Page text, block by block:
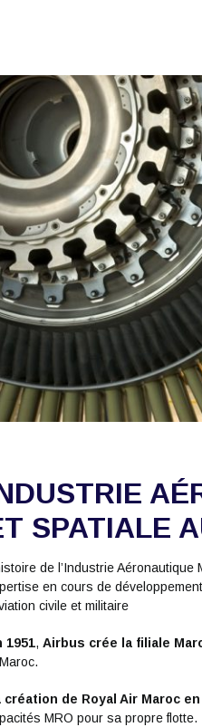
SPATIALE
de l’Industrie
en cours de
civile et militaire
1951, Airbus crée la filiale
création de Royal Air Maroc en
MRO pour sa propre flotte.